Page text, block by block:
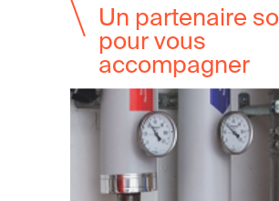
Un partenaire
pour vous
accompagner